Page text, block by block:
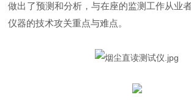
做出了预测和分析，与在座的监测工作从业
仪器的技术攻关重点与难点。